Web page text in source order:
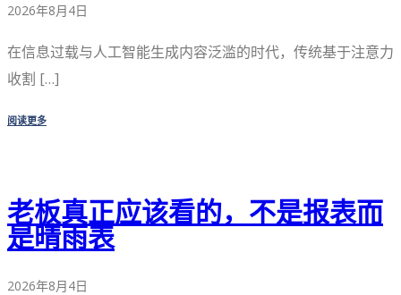
2026年8月4日
在信息过载与人工智能生成内容泛滥的时代，传统基于注意力
收割 […]
阅读更多
老板真正应该看的，不是报表而
是晴雨表
2026年8月4日